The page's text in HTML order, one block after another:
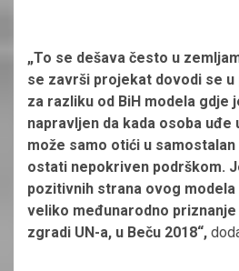
„To se dešava često u
se završi projekat dovodi se
za razliku od BiH modela gdje
napravljen da kada osoba uđe
može samo otići u
ostati nepokriven podrškom.
pozitivnih strana ovog modela
veliko međunarodno
zgradi UN-a, u Beču 2018“,